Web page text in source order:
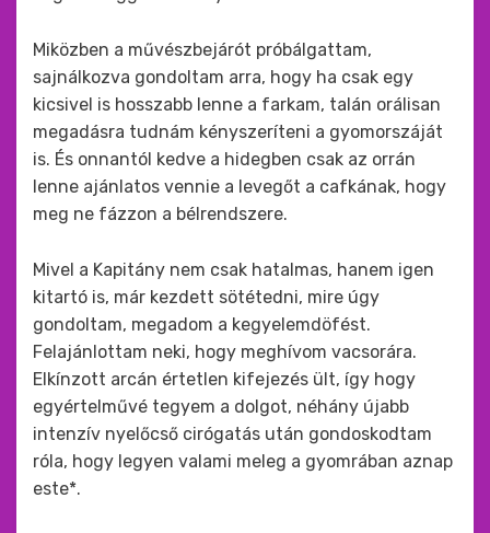
Miközben a művészbejárót próbálgattam,
sajnálkozva gondoltam arra, hogy ha csak egy
kicsivel is hosszabb lenne a farkam, talán orálisan
megadásra tudnám kényszeríteni a gyomorszáját
is. És onnantól kedve a hidegben csak az orrán
lenne ajánlatos vennie a levegőt a cafkának, hogy
meg ne fázzon a bélrendszere.
Mivel a Kapitány nem csak hatalmas, hanem igen
kitartó is, már kezdett sötétedni, mire úgy
gondoltam, megadom a kegyelemdöfést.
Felajánlottam neki, hogy meghívom vacsorára.
Elkínzott arcán értetlen kifejezés ült, így hogy
egyértelművé tegyem a dolgot, néhány újabb
intenzív nyelőcső cirógatás után gondoskodtam
róla, hogy legyen valami meleg a gyomrában aznap
este*.